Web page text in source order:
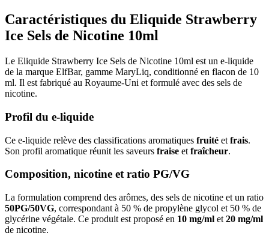
Caractéristiques du Eliquide Strawberry
Ice Sels de Nicotine 10ml
Le Eliquide Strawberry Ice Sels de Nicotine 10ml est un e-liquide
de la marque ElfBar, gamme MaryLiq, conditionné en flacon de 10
ml. Il est fabriqué au Royaume-Uni et formulé avec des sels de
nicotine.
Profil du e-liquide
Ce e-liquide relève des classifications aromatiques fruité et frais.
Son profil aromatique réunit les saveurs fraise et fraîcheur.
Composition, nicotine et ratio PG/VG
La formulation comprend des arômes, des sels de nicotine et un ratio
50PG/50VG, correspondant à 50 % de propylène glycol et 50 % de
glycérine végétale. Ce produit est proposé en 10 mg/ml et 20 mg/ml
de nicotine.